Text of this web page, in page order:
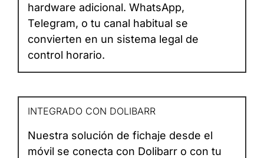
hardware adicional. WhatsApp,
Telegram, o tu canal habitual se
convierten en un sistema legal de
control horario.
INTEGRADO CON DOLIBARR
Nuestra solución de fichaje desde el
móvil se conecta con Dolibarr o con tu